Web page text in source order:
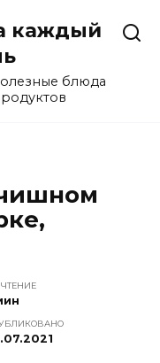
каждый
блюда